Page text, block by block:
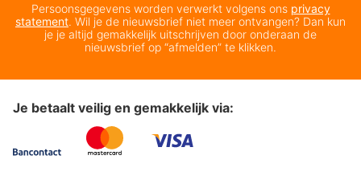
Persoonsgegevens worden verwerkt volgens ons privacy
statement. Wil je de nieuwsbrief niet meer ontvangen? Dan kun
je je altijd gemakkelijk uitschrijven door onderaan de
nieuwsbrief op “afmelden” te klikken.
Je betaalt veilig en gemakkelijk via: